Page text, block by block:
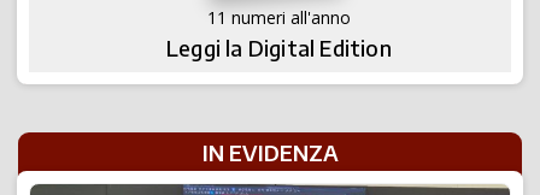
11 numeri all'anno
Leggi la Digital Edition
IN EVIDENZA